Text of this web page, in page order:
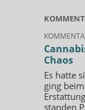
Chaos
Es hatte
ging
standen